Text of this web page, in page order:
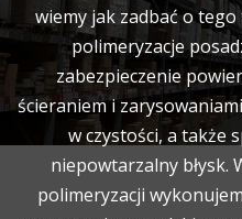
wiemy jak zadbać o
polimeryzacje
zabezpieczenie
ścieraniem i
w czystości, a także
niepowtarzalny błysk.
polimeryzacji